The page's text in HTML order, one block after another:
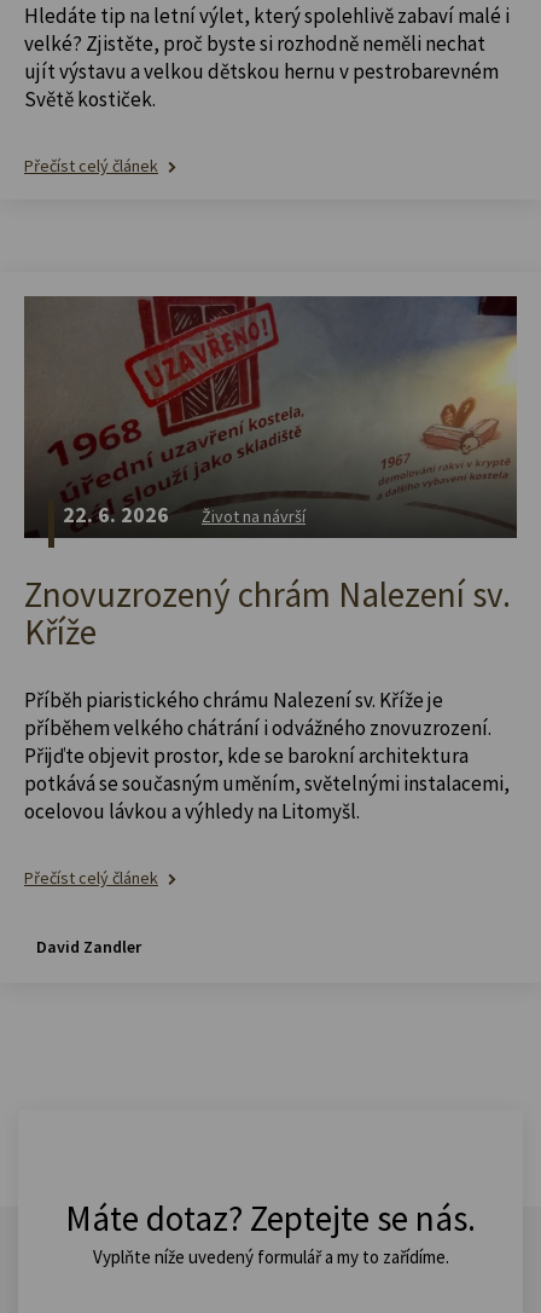
Hledáte tip na letní výlet, který spolehlivě zabaví malé i
velké? Zjistěte, proč byste si rozhodně neměli nechat
ujít výstavu a velkou dětskou hernu v pestrobarevném
Světě kostiček.
Přečíst celý článek
22. 6. 2026 Život na návrší
Znovuzrozený chrám Nalezení sv.
Kříže
Příběh piaristického chrámu Nalezení sv. Kříže je
příběhem velkého chátrání i odvážného znovuzrození.
Přijďte objevit prostor, kde se barokní architektura
potkává se současným uměním, světelnými instalacemi,
ocelovou lávkou a výhledy na Litomyšl.
Přečíst celý článek
David Zandler
Máte dotaz? Zeptejte se nás.
Vyplňte níže uvedený formulář a my to zařídíme.